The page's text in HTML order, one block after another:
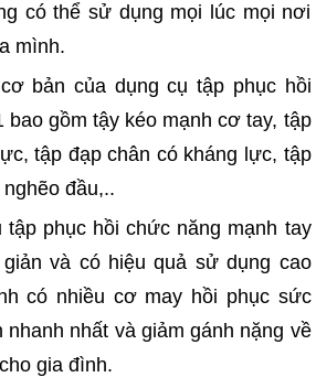
có thể sử dụng mọi lúc mọi nơi
mình.
bản của dụng cụ tập phục hồi
bao gồm tậy kéo mạnh cơ tay, tập
tập đạp chân có kháng lực, tập
đầu,..
phục hồi chức năng mạnh tay
và có hiệu quả sử dụng cao
có nhiều cơ may hồi phục sức
nhanh nhất và giảm gánh nặng về
gia đình.